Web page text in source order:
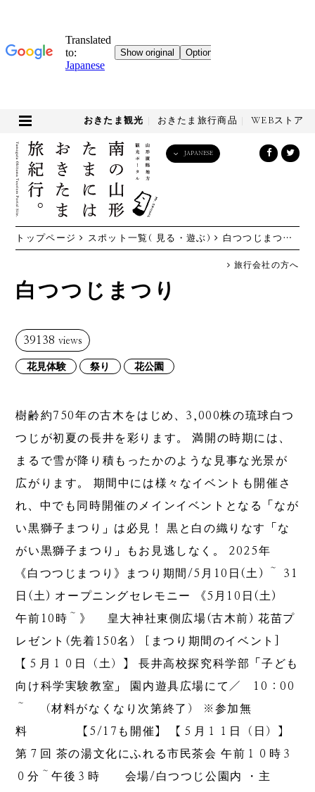
おきたま観光 おきたま旅行商品 WEBストア
JAPANESE
繁體中文
トップページ スポット一覧( 見る・遊ぶ) 白つつじまつり
旅行会社の方へ
白つつじまつり
39138 views
花見体験 祭り 花公園
樹齢約750年の古木をはじめ、3,000株の琉球白つ
つじが初夏の長井を彩ります。 満開の時期には、
まるで雪が降り積もったかのような見事な光景が
広がります。 期間中には様々なイベントも開催さ
れ、中でも同時開催のメインイベントとなる「なが
い黒獅子まつり」は必見！ 黒と白の織りなす「な
がい黒獅子まつり」もお見逃しなく。 2025年
《白つつじまつり》まつり期間/5月10日(土) ～ 31
日(土) オープニングセレモニー 《5月10日(土)
午前10時～》 皇大神社東側広場(古木前) 花苗プ
レゼント(先着150名) ［まつり期間のイベント]
【５月１０日（土）】 長井高校探究科学部「子ども
向け科学実験教室」 園内遊具広場にて／ 10：00
～ （材料がなくなり次第終了） ※参加無
料 【5/17も開催】 【５月１１日（日）】
第７回 茶の湯文化にふれる市民茶会 午前１０時３
０分～午後３時 会場/白つつじ公園内 ・主